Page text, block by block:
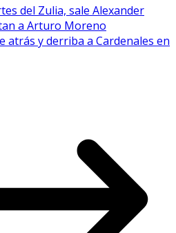
del Zulia, sale Alexander
a Arturo Moreno
atrás y derriba a Cardenales en